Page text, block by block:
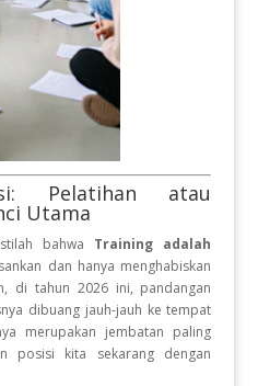
Pelatihan atau
Utama
bahwa Training adalah
dan hanya menghabiskan
di tahun 2026 ini, pandangan
dibuang jauh-jauh ke tempat
merupakan jembatan paling
posisi kita sekarang dengan